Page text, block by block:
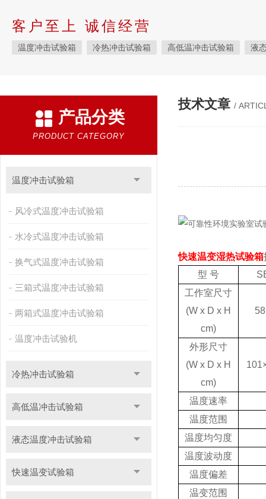
客户至上 诚信经营
温度冲击试验箱 冷热冲击试验箱 高低温冲击试验箱 液
霉菌试验箱 应力筛选试验箱 IPX9K淋雨箱 温湿度检定箱
盐雾试验箱 老化试验箱
自然恒温对流试验箱 自动化产线高低温试验箱
新能源专用设备 PCT高压加速老化试验机
产品分类
PRODUCT CATEGORY
温度冲击试验箱
风冷式温度冲击试验箱
水冷式温度冲击试验箱
换气式温度冲击试验箱
三箱式温度冲击试验箱
两箱式温度冲击试验箱
温度冲击试验机
冷热冲击试验箱
高低温冲击试验箱
液态温度冲击试验箱
快速温变试验箱
技术文章 /
快速温变湿热试验箱
型 号
工作室尺寸
(W x D x H
cm)
外形尺寸
(W x D x H
cm)
温度速率
温度范围
温度均匀度
温度波动度
温度偏差
温变范围